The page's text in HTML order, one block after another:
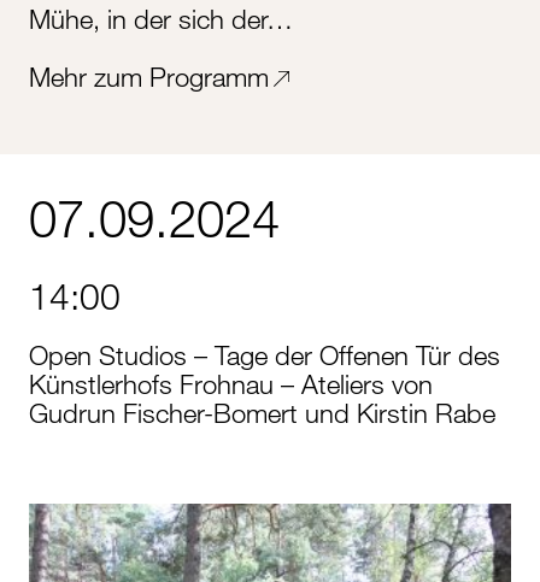
Mühe, in der sich der…
Mehr zum Programm
07.09.2024
14:00
Open Studios – Tage der Offenen Tür des
Künstlerhofs Frohnau – Ateliers von
Gudrun Fischer-Bomert und Kirstin Rabe